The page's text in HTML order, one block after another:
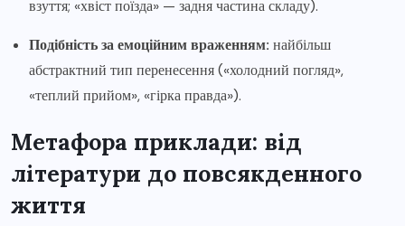
взуття; «хвіст поїзда» — задня частина складу).
Подібність за емоційним враженням: найбільш
абстрактний тип перенесення («холодний погляд»,
«теплий прийом», «гірка правда»).
Метафора приклади: від
літератури до повсякденного
життя